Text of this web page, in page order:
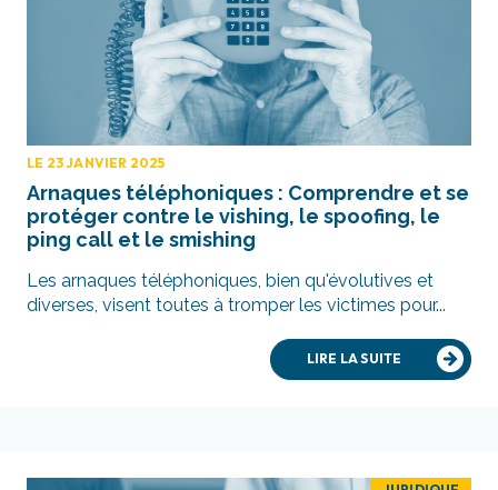
LE 23 JANVIER 2025
Arnaques téléphoniques : Comprendre et se
protéger contre le vishing, le spoofing, le
ping call et le smishing
Les arnaques téléphoniques, bien qu'évolutives et
diverses, visent toutes à tromper les victimes pour...
LIRE LA SUITE